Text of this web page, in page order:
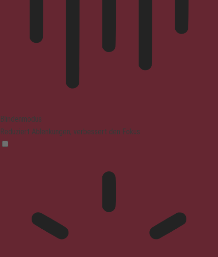
Blindenmodus
Reduziert Ablenkungen, verbessert den Fokus